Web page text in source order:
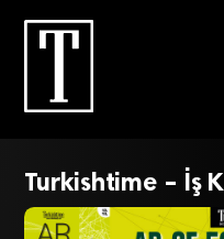
Turkishtime – İş